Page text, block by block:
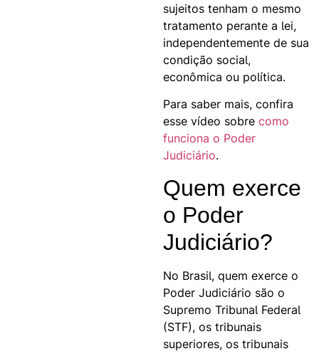
sujeitos tenham o mesmo
tratamento perante a lei,
independentemente de sua
condição social,
econômica ou política.
Para saber mais, confira
esse vídeo sobrecomo
funciona o Poder
Judiciário.
Quem exerce
o Poder
Judiciário?
No Brasil, quem exerce o
Poder Judiciário são o
Supremo Tribunal Federal
(STF), os tribunais
superiores, os tribunais